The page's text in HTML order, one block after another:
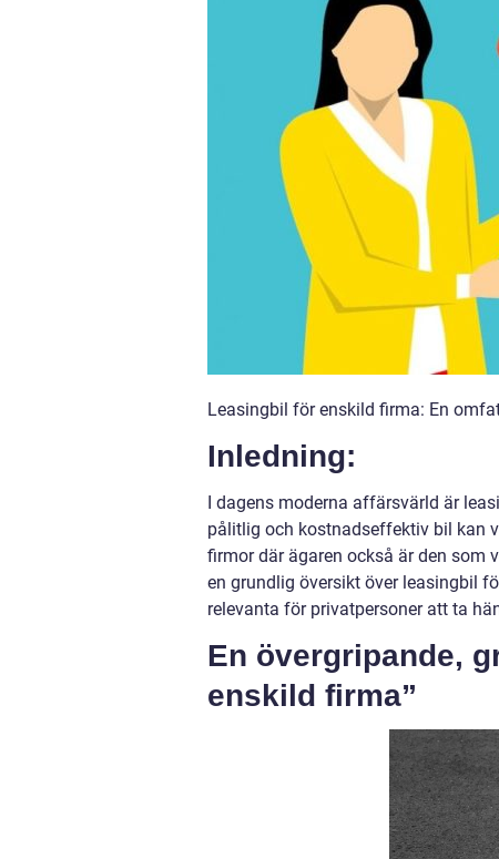
Leasingbil för enskild firma: En
Inledning:
I dagens moderna affärsvärld är
pålitlig och kostnadseffektiv bil kan
firmor där ägaren också är den som
en grundlig översikt över leasingbil
relevanta för privatpersoner att ta
En övergripande,
enskild firma”